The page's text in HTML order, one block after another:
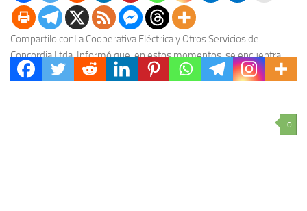
Compartilo conLa Cooperativa Eléctrica y Otros Servicios de
Concordia Ltda. Informó que, en estos momentos, se encuentra
fuera de servicio parte de la salida 15,...
0